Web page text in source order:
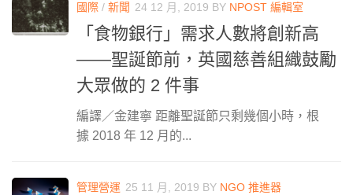
國際 / 新聞 24 12 月, 2019 BY NPOST 編輯室
「食物銀行」需求人數將創新高
——聖誕節前，英國慈善組織鼓勵
大眾做的 2 件事
編譯／金建寧 距離聖誕節只剩幾個小時，根
據 2018 年 12 月的...
管理營運 25 11 月, 2019 BY NGO 推進器